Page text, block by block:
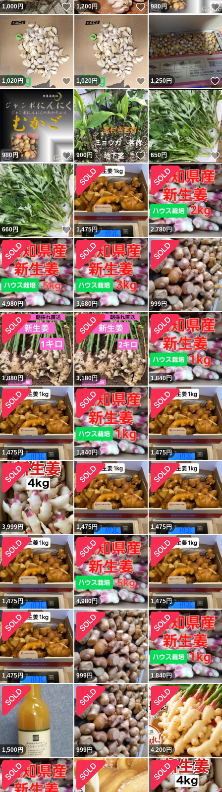
1,000円 いいね！
1,200円 いいね！
980円
1,020円 いいね！
1,020円 いいね！
1,250円
980円 いいね！
900円 いいね！
650円
660円 いいね！
1,475円 2,780円
4,980円 3,680円 999円
1,880円 3,180円 1,840円
1,475円 1,840円 1,475円
3,999円 1,475円 1,475円
1,475円 4,980円 1,475円
1,475円 999円 1,840円
1,500円 999円 4,200円